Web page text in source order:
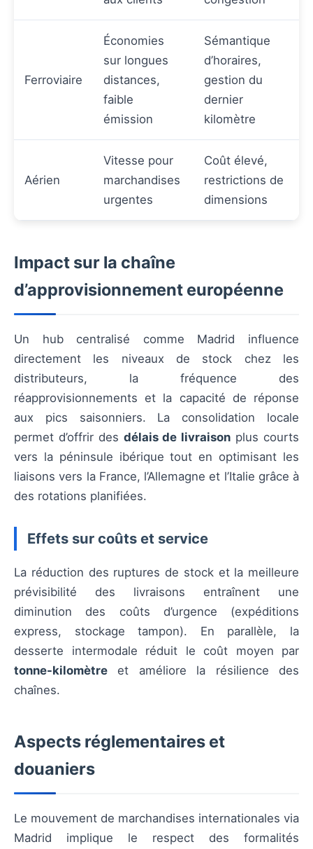
Ferroviaire
Économies
sur longues
distances,
faible
émission
Sémantique
d’horaires,
gestion du
dernier
kilomètre
Aérien
Vitesse pour
marchandises
urgentes
Coût élevé,
restrictions de
dimensions
Impact sur la chaîne
d’approvisionnement européenne
Un hub centralisé comme Madrid influence
directement les niveaux de stock chez les
distributeurs, la fréquence des
réapprovisionnements et la capacité de réponse
aux pics saisonniers. La consolidation locale
permet d’offrir des délais de livraison plus courts
vers la péninsule ibérique tout en optimisant les
liaisons vers la France, l’Allemagne et l’Italie grâce à
des rotations planifiées.
Effets sur coûts et service
La réduction des ruptures de stock et la meilleure
prévisibilité des livraisons entraînent une
diminution des coûts d’urgence (expéditions
express, stockage tampon). En parallèle, la
desserte intermodale réduit le coût moyen par
tonne-kilomètre et améliore la résilience des
chaînes.
Aspects réglementaires et
douaniers
Le mouvement de marchandises internationales via
Madrid implique le respect des formalités